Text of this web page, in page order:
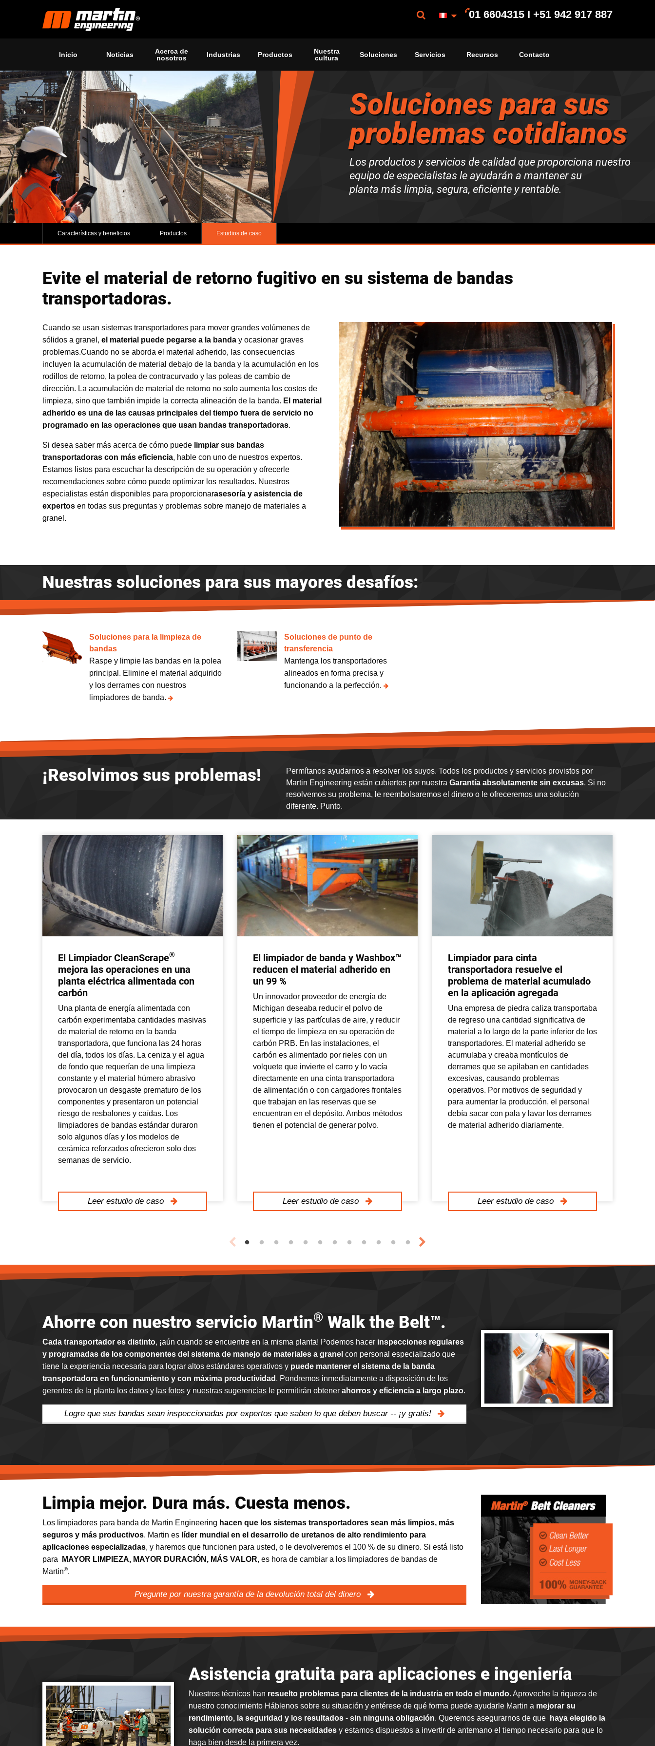
01 6604315 I +51 942 917 887
Inicio Noticias
Acerca de
nosotros
Industrias Productos
Nuestra
cultura
Soluciones Servicios Recursos Contacto
Soluciones para sus
problemas cotidianos
Los productos y servicios de calidad que proporciona nuestro
equipo de especialistas le ayudarán a mantener su
planta más limpia, segura, eficiente y rentable.
Características y beneficios Productos Estudios de caso
Evite el material de retorno fugitivo en su sistema de bandas
transportadoras.
Cuando se usan sistemas transportadores para mover grandes volúmenes de
sólidos a granel, el material puede pegarse a la banda y ocasionar graves
problemas.Cuando no se aborda el material adherido, las consecuencias
incluyen la acumulación de material debajo de la banda y la acumulación en los
rodillos de retorno, la polea de contracurvado y las poleas de cambio de
dirección. La acumulación de material de retorno no solo aumenta los costos de
limpieza, sino que también impide la correcta alineación de la banda. El material
adherido es una de las causas principales del tiempo fuera de servicio no
programado en las operaciones que usan bandas transportadoras.
Si desea saber más acerca de cómo puede limpiar sus bandas
transportadoras con más eficiencia, hable con uno de nuestros expertos.
Estamos listos para escuchar la descripción de su operación y ofrecerle
recomendaciones sobre cómo puede optimizar los resultados. Nuestros
especialistas están disponibles para proporcionarasesoría y asistencia de
expertos en todas sus preguntas y problemas sobre manejo de materiales a
granel.
Nuestras soluciones para sus mayores desafíos:
Soluciones para la limpieza de
bandas
Raspe y limpie las bandas en la polea
principal. Elimine el material adquirido
y los derrames con nuestros
limpiadores de banda.
Soluciones de punto de
transferencia
Mantenga los transportadores
alineados en forma precisa y
funcionando a la perfección.
¡Resolvimos sus problemas!
Permítanos ayudarnos a resolver los suyos. Todos los productos y servicios provistos por
Martin Engineering están cubiertos por nuestra Garantía absolutamente sin excusas. Si no
resolvemos su problema, le reembolsaremos el dinero o le ofreceremos una solución
diferente. Punto.
El Limpiador CleanScrape®
mejora las operaciones en una
planta eléctrica alimentada con
carbón
Una planta de energía alimentada con
carbón experimentaba cantidades masivas
de material de retorno en la banda
transportadora, que funciona las 24 horas
del día, todos los días. La ceniza y el agua
de fondo que requerían de una limpieza
constante y el material húmero abrasivo
provocaron un desgaste prematuro de los
componentes y presentaron un potencial
riesgo de resbalones y caídas. Los
limpiadores de bandas estándar duraron
solo algunos días y los modelos de
cerámica reforzados ofrecieron solo dos
semanas de servicio.
Leer estudio de caso
El limpiador de banda y Washbox™
reducen el material adherido en
un 99 %
Un innovador proveedor de energía de
Michigan deseaba reducir el polvo de
superficie y las partículas de aire, y reducir
el tiempo de limpieza en su operación de
carbón PRB. En las instalaciones, el
carbón es alimentado por rieles con un
volquete que invierte el carro y lo vacía
directamente en una cinta transportadora
de alimentación o con cargadores frontales
que trabajan en las reservas que se
encuentran en el depósito. Ambos métodos
tienen el potencial de generar polvo.
Leer estudio de caso
Limpiador para cinta
transportadora resuelve el
problema de material acumulado
en la aplicación agregada
Una empresa de piedra caliza transportaba
de regreso una cantidad significativa de
material a lo largo de la parte inferior de los
transportadores. El material adherido se
acumulaba y creaba montículos de
derrames que se apilaban en cantidades
excesivas, causando problemas
operativos. Por motivos de seguridad y
para aumentar la producción, el personal
debía sacar con pala y lavar los derrames
de material adherido diariamente.
Leer estudio de caso
Ahorre con nuestro servicio Martin® Walk the Belt™.
Cada transportador es distinto, ¡aún cuando se encuentre en la misma planta! Podemos hacer inspecciones regulares
y programadas de los componentes del sistema de manejo de materiales a granel con personal especializado que
tiene la experiencia necesaria para lograr altos estándares operativos y puede mantener el sistema de la banda
transportadora en funcionamiento y con máxima productividad . Pondremos inmediatamente a disposición de los
gerentes de la planta los datos y las fotos y nuestras sugerencias le permitirán obtener ahorros y eficiencia a largo plazo.
Logre que sus bandas sean inspeccionadas por expertos que saben lo que deben buscar -- ¡y gratis!
Limpia mejor. Dura más. Cuesta menos.
Los limpiadores para banda de Martin Engineering hacen que los sistemas transportadores sean más limpios, más
seguros y más productivos. Martin es líder mundial en el desarrollo de uretanos de alto rendimiento para
aplicaciones especializadas, y haremos que funcionen para usted, o le devolveremos el 100 % de su dinero. Si está listo
para
MAYOR LIMPIEZA, MAYOR DURACIÓN, MÁS VALOR, es hora de cambiar a los limpiadores de bandas de
Martin®.
Pregunte por nuestra garantía de la devolución total del dinero
Asistencia gratuita para aplicaciones e ingeniería
Nuestros técnicos han resuelto problemas para clientes de la industria en todo el mundo. Aproveche la riqueza de
nuestro conocimiento Háblenos sobre su situación y entérese de qué forma puede ayudarle Martin a mejorar su
rendimiento, la seguridad y los resultados - sin ninguna obligación. Queremos asegurarnos de que
haya elegido la
solución correcta para sus necesidades y estamos dispuestos a invertir de antemano el tiempo necesario para que lo
haga bien desde la primera vez.